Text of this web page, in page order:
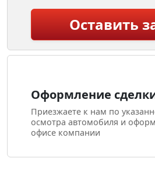
Оставить
Оформление
Приезжаете к нам по
осмотра автомобиля и
офисе компании